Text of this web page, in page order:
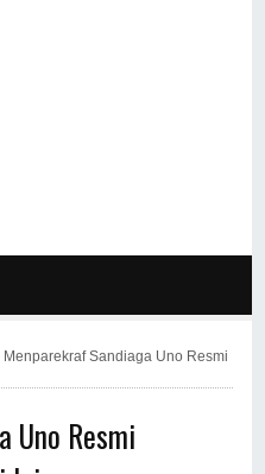
Menparekraf Sandiaga Uno Resmi
Uno Resmi